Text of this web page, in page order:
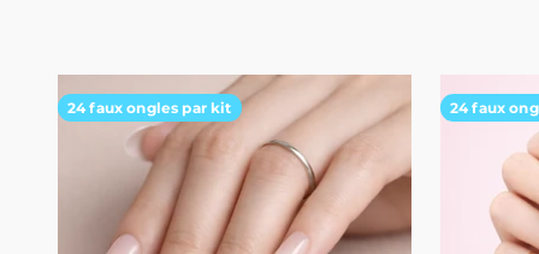
24 faux ongles par kit 24 faux